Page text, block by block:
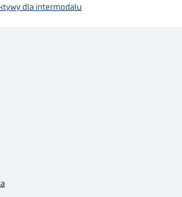
dla intermodalu